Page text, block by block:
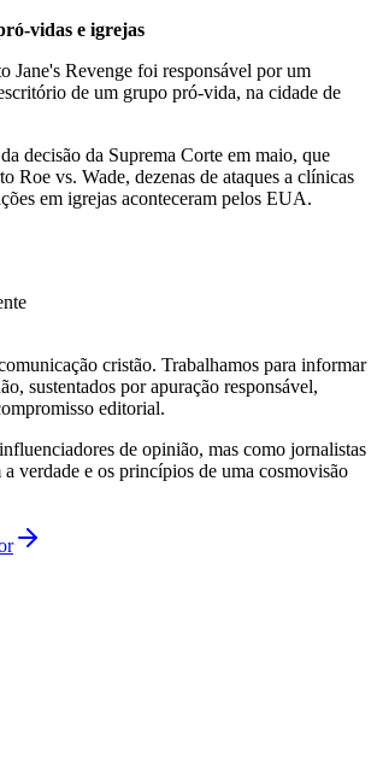
vidas e igrejas
Jane's Revenge foi responsável por um
de um grupo pró-vida, na cidade de
decisão da Suprema Corte em maio, que
Roe vs. Wade, dezenas de ataques a clínicas
em igrejas aconteceram pelos EUA.
cristão. Trabalhamos para informar
sustentados por apuração responsável,
editorial.
de opinião, mas como jornalistas
verdade e os princípios de uma cosmovisão